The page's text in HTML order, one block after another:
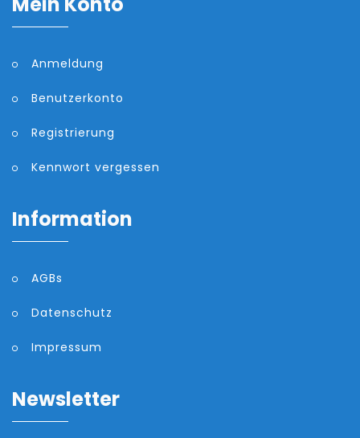
Anmeldung
Benutzerkonto
Registrierung
Kennwort vergessen
Information
AGBs
Datenschutz
Impressum
Newsletter